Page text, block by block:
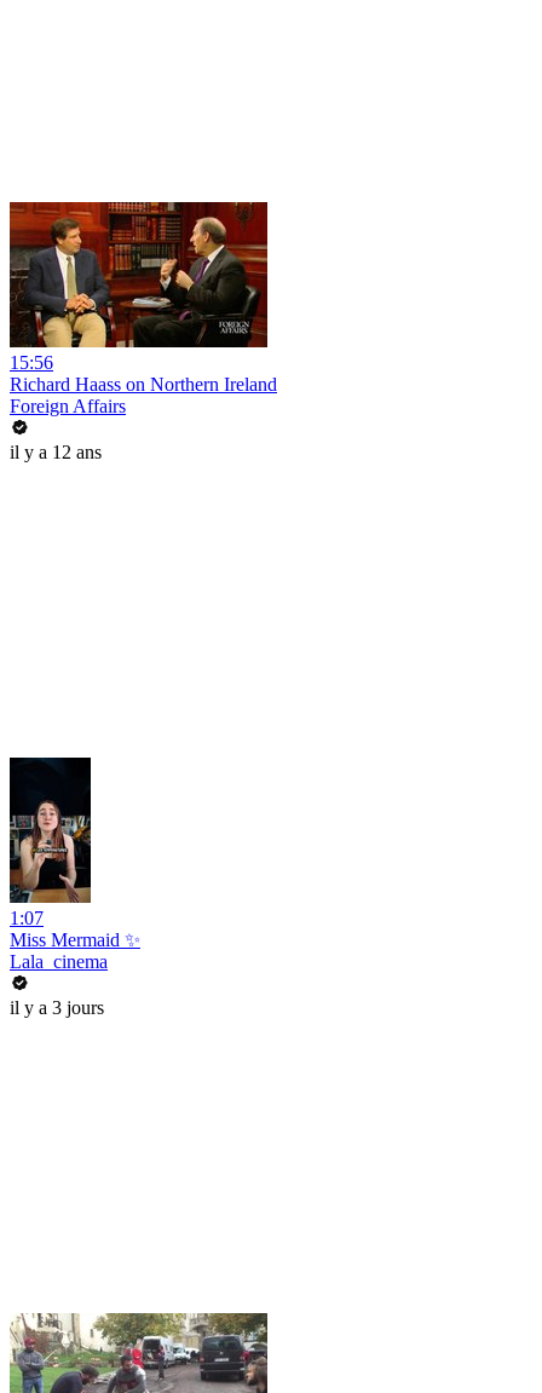
15:56
Richard Haass on Northern Ireland
Foreign Affairs
il y a 12 ans
1:07
Miss Mermaid ✨
Lala_cinema
il y a 3 jours